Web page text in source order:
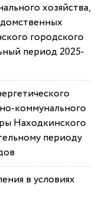
хозяйства,
городского
период 2025-
коммунального
Находкинского
периоду
в условиях